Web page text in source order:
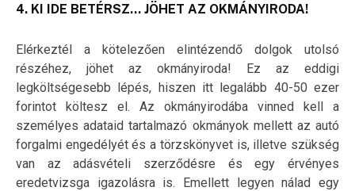
4. KI IDE BETÉRSZ… JÖHET AZ OKMÁNYIRODA!
Elérkeztél a kötelezően elintézendő dolgok utolsó
részéhez, jöhet az okmányiroda! Ez az eddigi
legköltségesebb lépés, hiszen itt legalább 40-50 ezer
forintot költesz el. Az okmányirodába vinned kell a
személyes adataid tartalmazó okmányok mellett az autó
forgalmi engedélyét és a törzskönyvet is, illetve szükség
van az adásvételi szerződésre és egy érvényes
eredetvizsga igazolásra is. Emellett legyen nálad egy